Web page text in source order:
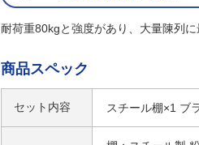
耐荷重80kgと強度があり、大量陳列に
商品スペック
セット内容 スチール棚×1 ブ